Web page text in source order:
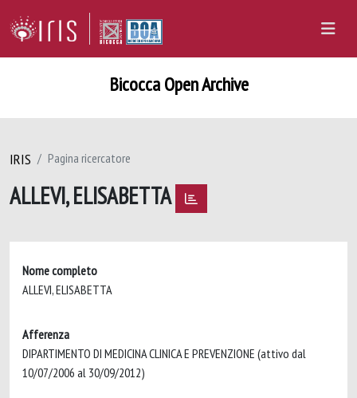
Bicocca Open Archive
IRIS Pagina ricercatore
ALLEVI, ELISABETTA
Nome completo
ALLEVI, ELISABETTA
Afferenza
DIPARTIMENTO DI MEDICINA CLINICA E PREVENZIONE (attivo dal
10/07/2006 al 30/09/2012)